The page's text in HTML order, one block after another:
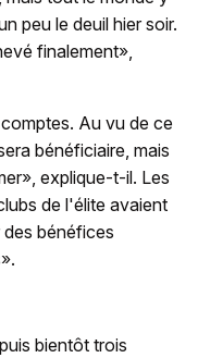
peu le deuil hier soir.
finalement»,
Au vu de ce
bénéficiaire, mais
explique-t-il. Les
de l'élite avaient
bénéfices
bientôt trois